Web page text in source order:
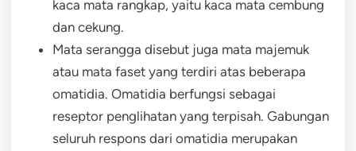
kaca mata rangkap, yaitu kaca mata cembung
dan cekung.
Mata serangga disebut juga mata majemuk
atau mata faset yang terdiri atas beberapa
omatidia. Omatidia berfungsi sebagai
reseptor penglihatan yang terpisah. Gabungan
seluruh respons dari omatidia merupakan